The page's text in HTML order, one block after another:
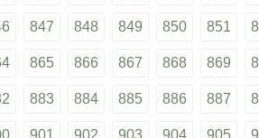
847 848 849 850 851
865 866 867 868 869
883 884 885 886 887